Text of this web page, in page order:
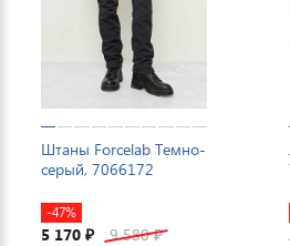
Штаны Forcelab Темно-
серый, 7066172
-47%
5 170 ₽ 9 580₽